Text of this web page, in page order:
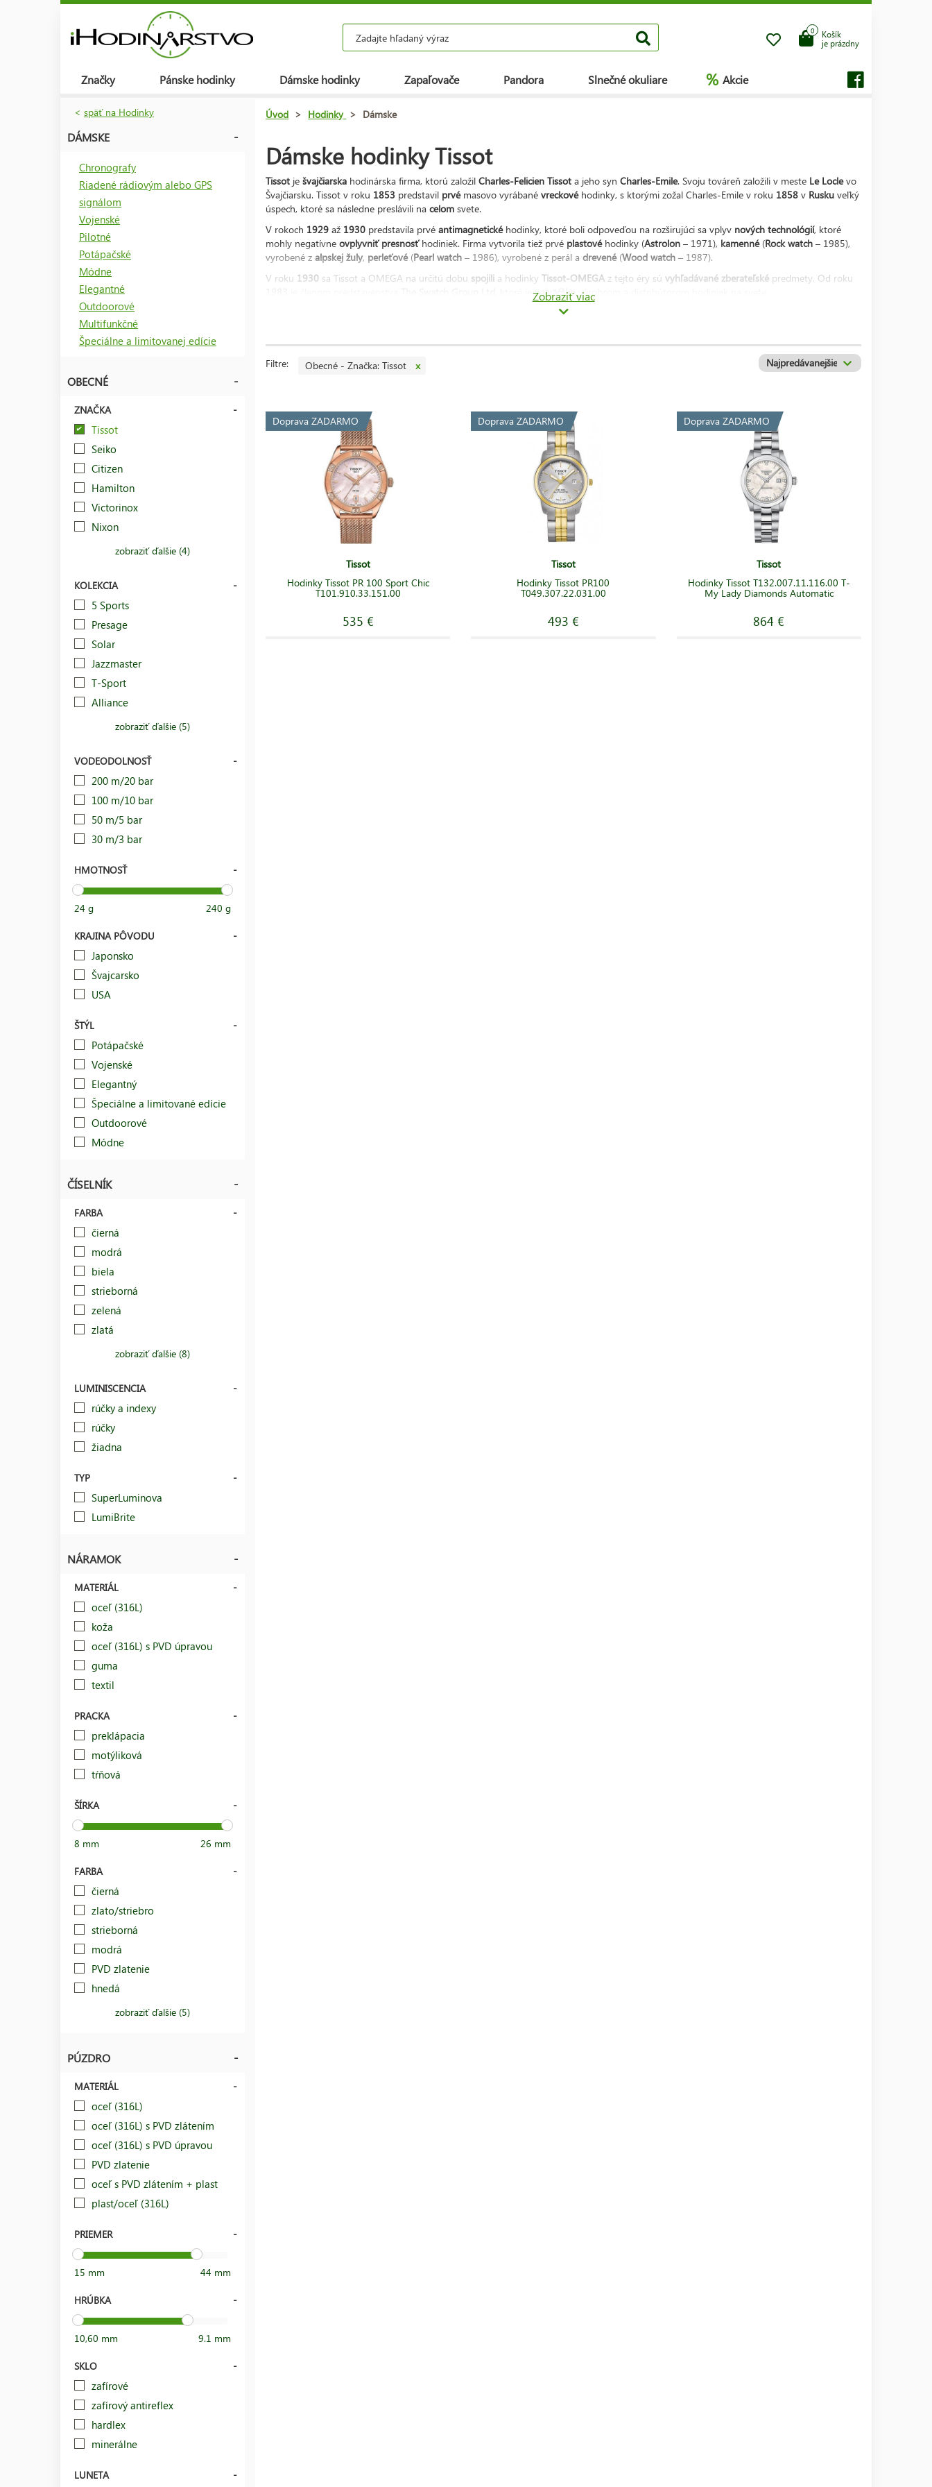
Košík
je prázdny
0
Značky Pánske hodinky Dámske hodinky Zapaľovače Pandora Slnečné okuliare % Akcie
< späť na Hodinky
DÁMSKE
Chronografy
Riadené rádiovým alebo GPS
signálom
Vojenské
Pilotné
Potápačské
Módne
Elegantné
Outdoorové
Multifunkčné
Špeciálne a limitovanej edície
OBECNÉ
ZNAČKA
Tissot
Seiko
Citizen
Hamilton
Victorinox
Nixon
zobraziť ďalšie (4)
KOLEKCIA
5 Sports
Presage
Solar
Jazzmaster
T-Sport
Alliance
zobraziť ďalšie (5)
VODEODOLNOSŤ
200 m/20 bar
100 m/10 bar
50 m/5 bar
30 m/3 bar
HMOTNOSŤ
24 g 240 g
KRAJINA PÔVODU
Japonsko
Švajcarsko
USA
ŠTÝL
Potápačské
Vojenské
Elegantný
Špeciálne a limitované edície
Outdoorové
Módne
ČÍSELNÍK
FARBA
čierná
modrá
biela
strieborná
zelená
zlatá
zobraziť ďalšie (8)
LUMINISCENCIA
rúčky a indexy
rúčky
žiadna
TYP
SuperLuminova
LumiBrite
NÁRAMOK
MATERIÁL
oceľ (316L)
koža
oceľ (316L) s PVD úpravou
guma
textil
PRACKA
preklápacia
motýliková
tŕňová
ŠÍRKA
8 mm 26 mm
FARBA
čierná
zlato/striebro
strieborná
modrá
PVD zlatenie
hnedá
zobraziť ďalšie (5)
PÚZDRO
MATERIÁL
oceľ (316L)
oceľ (316L) s PVD zlátením
oceľ (316L) s PVD úpravou
PVD zlatenie
oceľ s PVD zlátením + plast
plast/oceľ (316L)
PRIEMER
15 mm 44 mm
HRÚBKA
10,60 mm 9.1 mm
SKLO
zafírové
zafírový antireflex
hardlex
minerálne
LUNETA
Úvod > Hodinky > Dámske
Dámske hodinky Tissot
Tissot ješvajčiarska hodinárska firma, ktorú založilCharles-Felicien Tissot a jeho synCharles-Emile. Svoju továreň založili v meste Le Loclevo
Švajčiarsku. Tissot v roku 1853 predstavil prvémasovo vyrábanévreckovéhodinky, s ktorými zožal Charles-Emile v roku 1858 v Rusku veľký
úspech, ktoré sa následne preslávili nacelom svete.
V rokoch 1929 až 1930 predstavila prvéantimagnetickéhodinky, ktoré boli odpoveďou na rozširujúci sa vplyv nových technológií, ktoré
mohly negatívneovplyvniť presnosťhodiniek. Firma vytvorila tiež prvé plastovéhodinky (Astrolon – 1971), kamenné(Rock watch – 1985),
vyrobené zalpskej žuly, perleťové(Pearl watch – 1986), vyrobené z perál adrevené(Wood watch – 1987).
V roku 1930 sa Tissot a OMEGA na určitú dobu spojili a hodinkyTissot-OMEGA z tejto éry súvyhľadávané zberateľské predmety. Od roku
, ktoré jenajväčším
výrobcom a distribútorom hodiniek na svete.
materiály (316L oceľ, titán, 18 karátové zlato) a voči poškriabaniu odolné
Zobraziť viac
Filtre: Obecné - Značka: Tissot x
Doprava ZADARMO
Tissot
Hodinky Tissot PR 100 Sport Chic
T101.910.33.151.00
535 €
Doprava ZADARMO
Tissot
Hodinky Tissot PR100
T049.307.22.031.00
493 €
Doprava ZADARMO
Tissot
Hodinky Tissot T132.007.11.116.00 T-
My Lady Diamonds Automatic
864 €